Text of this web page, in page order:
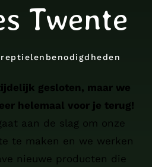
Twente
gesloten, maar we
helemaal voor je terug!
aan de slag om onze
te maken en we werken
nieuwe producten die